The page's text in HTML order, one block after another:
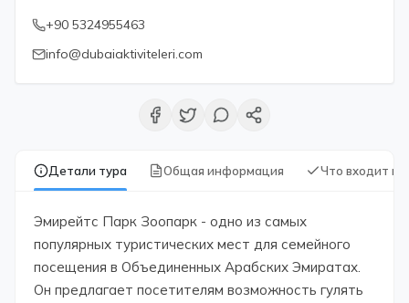
Детали тура Общая информация Что входит в
Эмирейтс Парк Зоопарк - одно из самых
популярных туристических мест для семейного
посещения в Объединенных Арабских Эмиратах.
Он предлагает посетителям возможность гулять
+90 5324955463
info@dubaiaktiviteleri.com